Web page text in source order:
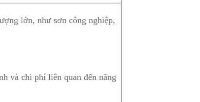
lớn, như sơn công nghiệp,
và chi phí liên quan đến năng